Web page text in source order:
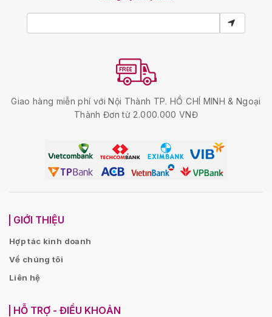
Giao hàng miễn phí với Nội Thành TP. HỒ CHÍ MINH & Ngoại
Thành Đơn từ 2.000.000 VNĐ
GIỚI THIỆU
Hợp tác kinh doanh
Về chúng tôi
Liên hệ
HỖ TRỢ - ĐIỀU KHOẢN